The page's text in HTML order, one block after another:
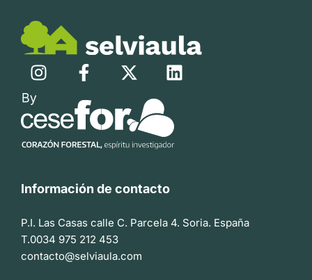
Información de contacto
P.I. Las Casas calle C. Parcela 4. Soria. España
T.0034 975 212 453
contacto@selviaula.com